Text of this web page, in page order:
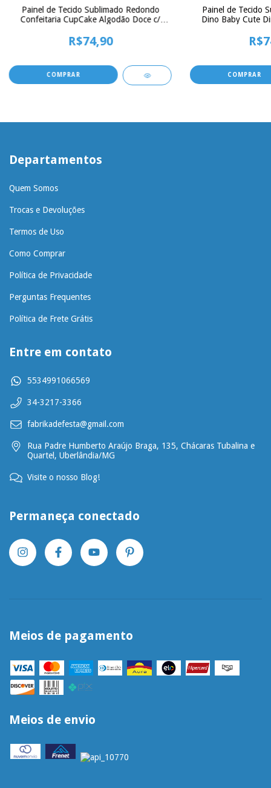
Painel de Tecido Sublimado Redondo
Confeitaria CupCake Algodão Doce c/
R$74,90
Painel de Tecido
Dino Baby Cute
Departamentos
Quem Somos
Trocas e Devoluções
Termos de Uso
Como Comprar
Política de Privacidade
Perguntas Frequentes
Política de Frete Grátis
Entre em contato
5534991066569
34-3217-3366
fabrikadefesta@gmail.com
Rua Padre Humberto Araújo Braga, 135, Chácaras Tubalina e
Quartel, Uberlândia/MG
Visite o nosso Blog!
Permaneça conectado
Meios de pagamento
Meios de envio